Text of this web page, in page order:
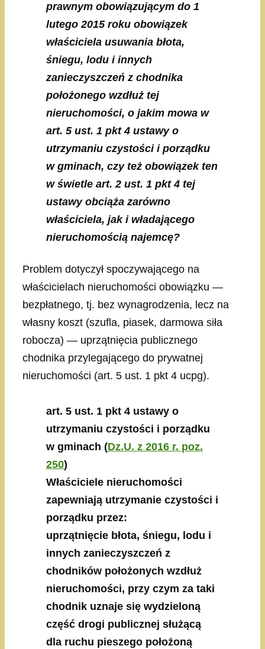
prawnym obowiązującym do 1
lutego 2015 roku obowiązek
właściciela usuwania błota,
śniegu, lodu i innych
zanieczyszczeń z chodnika
położonego wzdłuż tej
nieruchomości, o jakim mowa w
art. 5 ust. 1 pkt 4 ustawy o
utrzymaniu czystości i porządku
w gminach, czy też obowiązek ten
w świetle art. 2 ust. 1 pkt 4 tej
ustawy obciąża zarówno
właściciela, jak i władającego
nieruchomością najemcę?
Problem dotyczył spoczywającego na
właścicielach nieruchomości obowiązku —
bezpłatnego, tj. bez wynagrodzenia, lecz na
własny koszt (szufla, piasek, darmowa siła
robocza) — uprzątnięcia publicznego
chodnika przylegającego do prywatnej
nieruchomości (art. 5 ust. 1 pkt 4 ucpg).
art. 5 ust. 1 pkt 4 ustawy o
utrzymaniu czystości i porządku
w gminach (Dz.U. z 2016 r. poz.
250)
Właściciele nieruchomości
zapewniają utrzymanie czystości i
porządku przez:
uprzątnięcie błota, śniegu, lodu i
innych zanieczyszczeń z
chodników położonych wzdłuż
nieruchomości, przy czym za taki
chodnik uznaje się wydzieloną
część drogi publicznej służącą
dla ruchu pieszego położoną